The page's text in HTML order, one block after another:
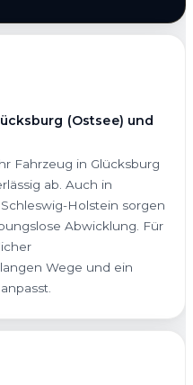
(Ostsee) und
Fahrzeug in Glücksburg
ab. Auch in
Holstein sorgen
Abwicklung. Für
Wege und ein